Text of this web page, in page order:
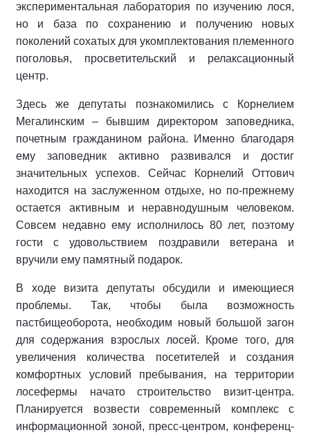
экспериментальная лаборатория по изучению лося,
но и база по сохранению и получению новых
поколений сохатых для укомплектования племенного
поголовья, просветительский и релаксационный
центр.
Здесь же депутаты познакомились с Корнелием
Мегалинским – бывшим директором заповедника,
почетным гражданином района. Именно благодаря
ему заповедник активно развивался и достиг
значительных успехов. Сейчас Корнелий Оттович
находится на заслуженном отдыхе, но по-прежнему
остается активным и неравнодушным человеком.
Совсем недавно ему исполнилось 80 лет, поэтому
гости с удовольствием поздравили ветерана и
вручили ему памятный подарок.
В ходе визита депутаты обсудили и имеющиеся
проблемы. Так, чтобы была возможность
пастбищеоборота, необходим новый большой загон
для содержания взрослых лосей. Кроме того, для
увеличения количества посетителей и создания
комфортных условий пребывания, на территории
лосефермы начато строительство визит-центра.
Планируется возвести современный комплекс с
информационной зоной, пресс-центром, конференц-